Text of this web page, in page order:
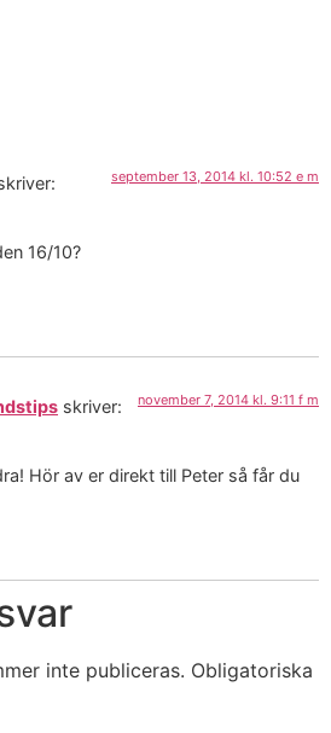
september 13, 2014 kl. 10:52 e m
16/10?
skriver: november 7, 2014 kl. 9:11 f m
Hör av er direkt till Peter så får du
inte publiceras. Obligatoriska